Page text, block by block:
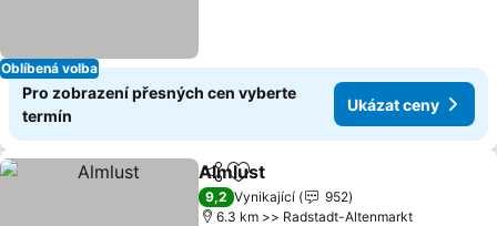
Oblíbená volba
Pro zobrazení přesných cen vyberte
termín
Ukázat ceny
SdíletPřidat na seznam oblíbených
Almlust
9,2 Vynikající
952
6.3 km >> Radstadt-Altenmarkt